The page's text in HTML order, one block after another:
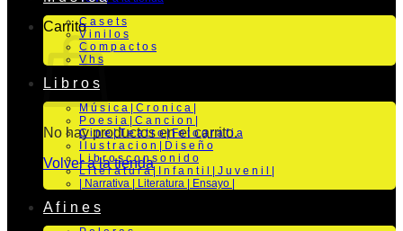
Carrito
No hay productos en el carrito.
Volver a la tienda
C a s e t s
V i n i l o s
C o m p a c t o s
V h s
L i b r o s
M ú s i c a | C r o n i c a |
P o e s i a | C a n c i o n |
C i n e | T e a t r o | Fo t o g r a f i a
I l u s t r a c i o n | D i s e ñ o
L i b r o s c o n s o n i d o
L i t e r a t u r a | I n f a n t i l | J u v e n i l |
| Narrativa | Literatura | Ensayo |
A f i n e s